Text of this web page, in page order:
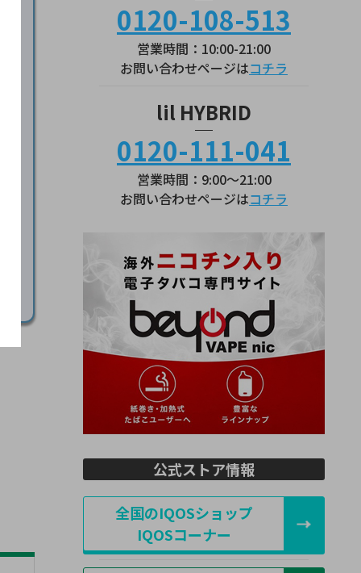
0120-108-513
営業時間：10:00-21:00
お問い合わせページはコチラ
lil HYBRID
0120-111-041
営業時間：9:00～21:00
お問い合わせページはコチラ
公式ストア情報
全国のIQOSショップ
IQOSコーナー